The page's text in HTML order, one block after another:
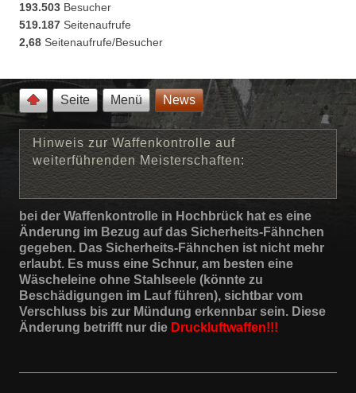
193.503 Besucher
519.187 Seitenaufrufe
2,68 Seitenaufrufe/Besucher
Seite Menü News
Hinweis zur Waffenkontrolle auf
weiterführenden Meisterschaften:
bei der Waffenkontrolle in Hochbrück hat es eine
Änderung im Bezug auf das Sicherheits-Fähnchen
gegeben. Das Sicherheits-Fähnchen ist nicht mehr
erlaubt. Es muss eine Schnur, am besten eine
Wäscheleine ohne Stahlseele (könnte zu
Beschädigungen im Lauf führen), sichtbar vom
Verschluss bis zur Mündung erkennbar sein. Diese
Änderung betrifft nur die Druckluftwaffen!!!